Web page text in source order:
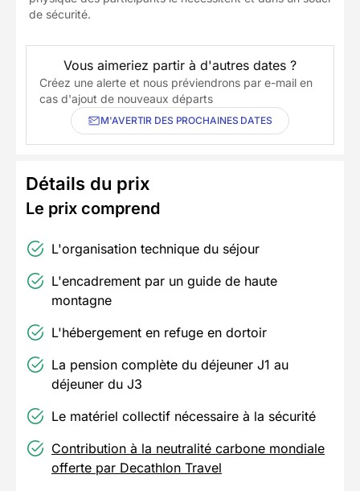
de sécurité.
Vous aimeriez partir à d'autres dates ?
Créez une alerte et nous préviendrons par e-mail en
cas d'ajout de nouveaux départs
M'AVERTIR DES PROCHAINES DATES
Détails du prix
Le prix comprend
L'organisation technique du séjour
L'encadrement par un guide de haute
montagne
L'hébergement en refuge en dortoir
La pension complète du déjeuner J1 au
déjeuner du J3
Le matériel collectif nécessaire à la sécurité
Contribution à la neutralité carbone mondiale
offerte par Decathlon Travel